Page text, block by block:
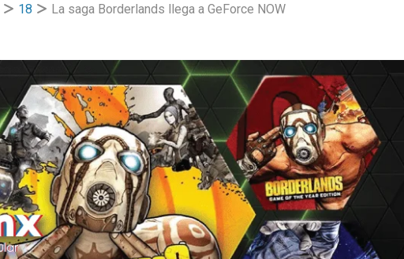
18 La saga Borderlands llega a GeForce NOW